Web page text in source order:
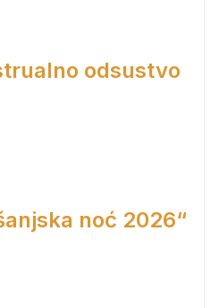
odsustvo
noć 2026“